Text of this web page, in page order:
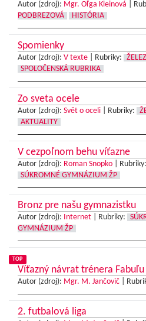
Autor (zdroj): Mgr. Oľga Kleinová
PODBREZOVÁ
HISTÓRIA
Spomienky
Autor (zdroj): V texte Rubriky:
SPOLOČENSKÁ RUBRIKA
Zo sveta ocele
Autor (zdroj): Svět o oceli Rubriky:
AKTUALITY
V cezpoľnom behu víťazne
Autor (zdroj): Roman Snopko Rubriky:
SÚKROMNÉ GYMNÁZIUM ŽP
Bronz pre našu gymnazistku
Autor (zdroj): Internet Rubriky:
GYMNÁZIUM ŽP
TOP
Víťazný návrat trénera Fabuľu
Autor (zdroj): Mgr. M. Jančovič
2. futbalová liga